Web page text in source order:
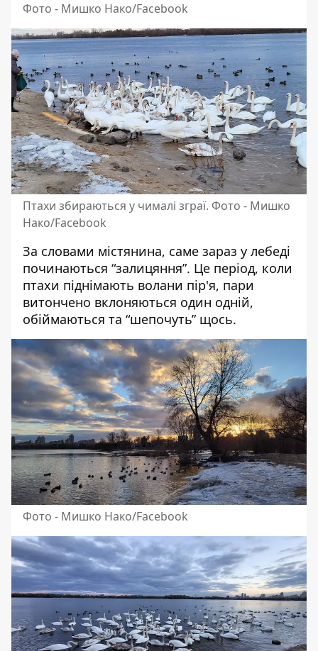
Фото - Мишко Нако/Facebook
Птахи збираються у чималі зграї. Фото - Мишко
Нако/Facebook
За словами містянина, саме зараз у лебеді
починаються “залицяння”. Це період, коли
птахи піднімають волани пір'я, пари
витончено вклоняються один одній,
обіймаються та “шепочуть” щось.
Фото - Мишко Нако/Facebook